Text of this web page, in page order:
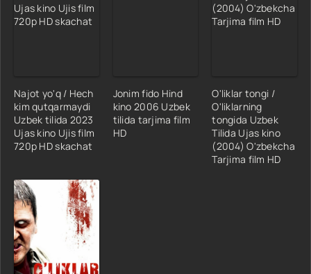
Najot yo'q / Hech
kim qutqarmaydi
Uzbek tilida 2023
Ujas kino Ujis film
720p HD skachat
Jonim fido Hind
kino 2006 Uzbek
tilida tarjima film
HD
O'liklar tongi /
O'liklarning
tongida Uzbek
Tilida Ujas kino
(2004) O'zbekcha
Tarjima film HD